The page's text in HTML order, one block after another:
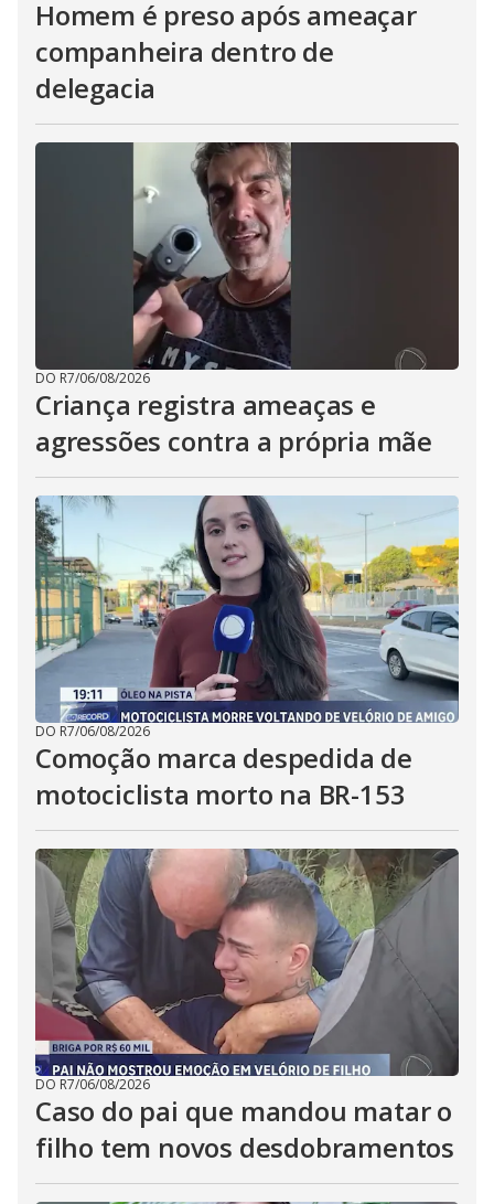
Homem é preso após ameaçar
companheira dentro de
delegacia
DO R7/06/08/2026
Criança registra ameaças e
agressões contra a própria mãe
DO R7/06/08/2026
Comoção marca despedida de
motociclista morto na BR-153
DO R7/06/08/2026
Caso do pai que mandou matar o
filho tem novos desdobramentos